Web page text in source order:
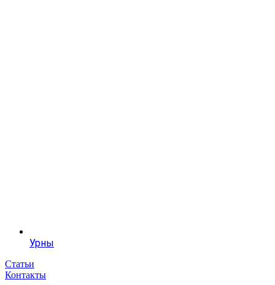
Урны
Статьи
Контакты